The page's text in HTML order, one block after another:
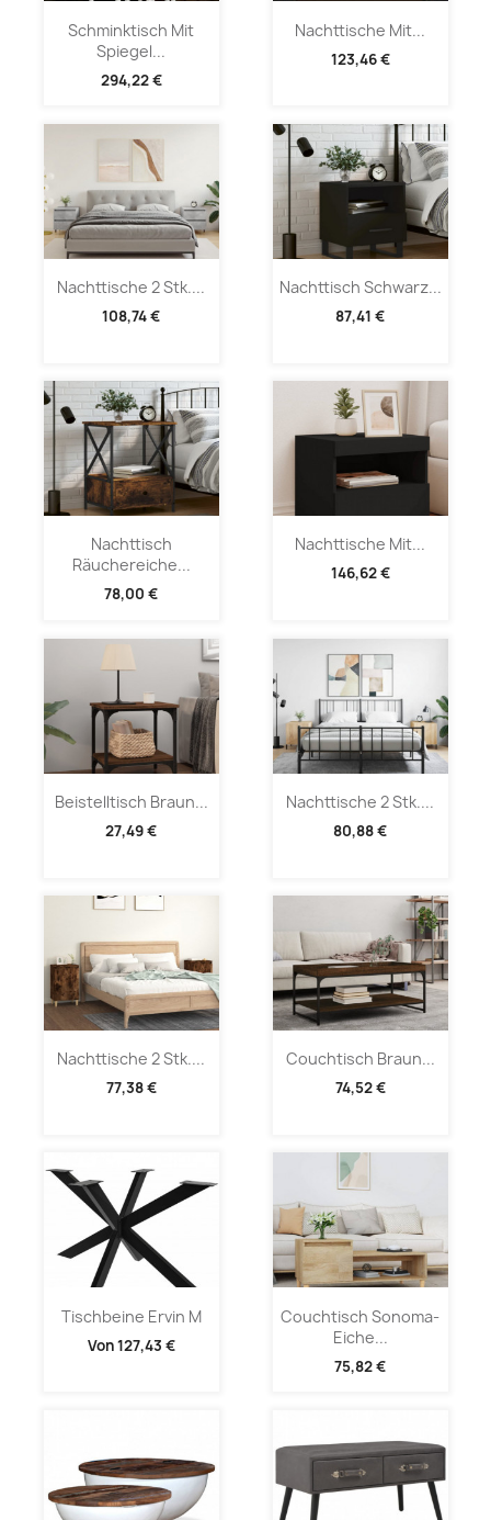
Schminktisch Mit
Spiegel...
294,22 €
Nachttische Mit...
123,46 €
Nachttische 2 Stk....
108,74 €
Nachttisch Schwarz...
87,41 €
Nachttisch
Räuchereiche...
78,00 €
Nachttische Mit...
146,62 €
Beistelltisch Braun...
27,49 €
Nachttische 2 Stk....
80,88 €
Nachttische 2 Stk....
77,38 €
Couchtisch Braun...
74,52 €
Tischbeine Ervin M
Von127,43 €
Couchtisch Sonoma-
Eiche...
75,82 €